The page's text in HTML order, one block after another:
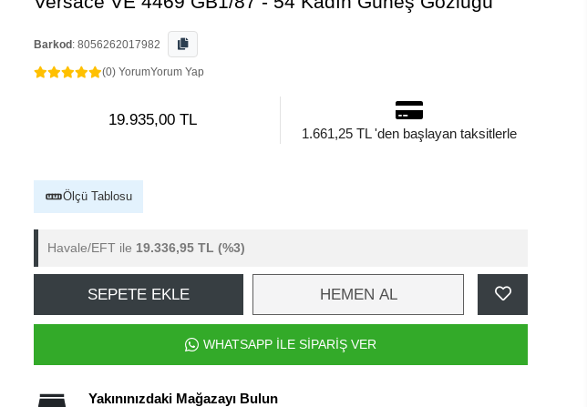
Barkod : 8056262017982
(0) YorumYorum Yap
19.935,00 TL
1.661,25 TL 'den başlayan taksitlerle
Ölçü Tablosu
Havale/EFT ile 19.336,95 TL (%3)
SEPETE EKLE HEMEN AL
WHATSAPP İLE SİPARİŞ VER
Yakınınızdaki Mağazayı Bulun